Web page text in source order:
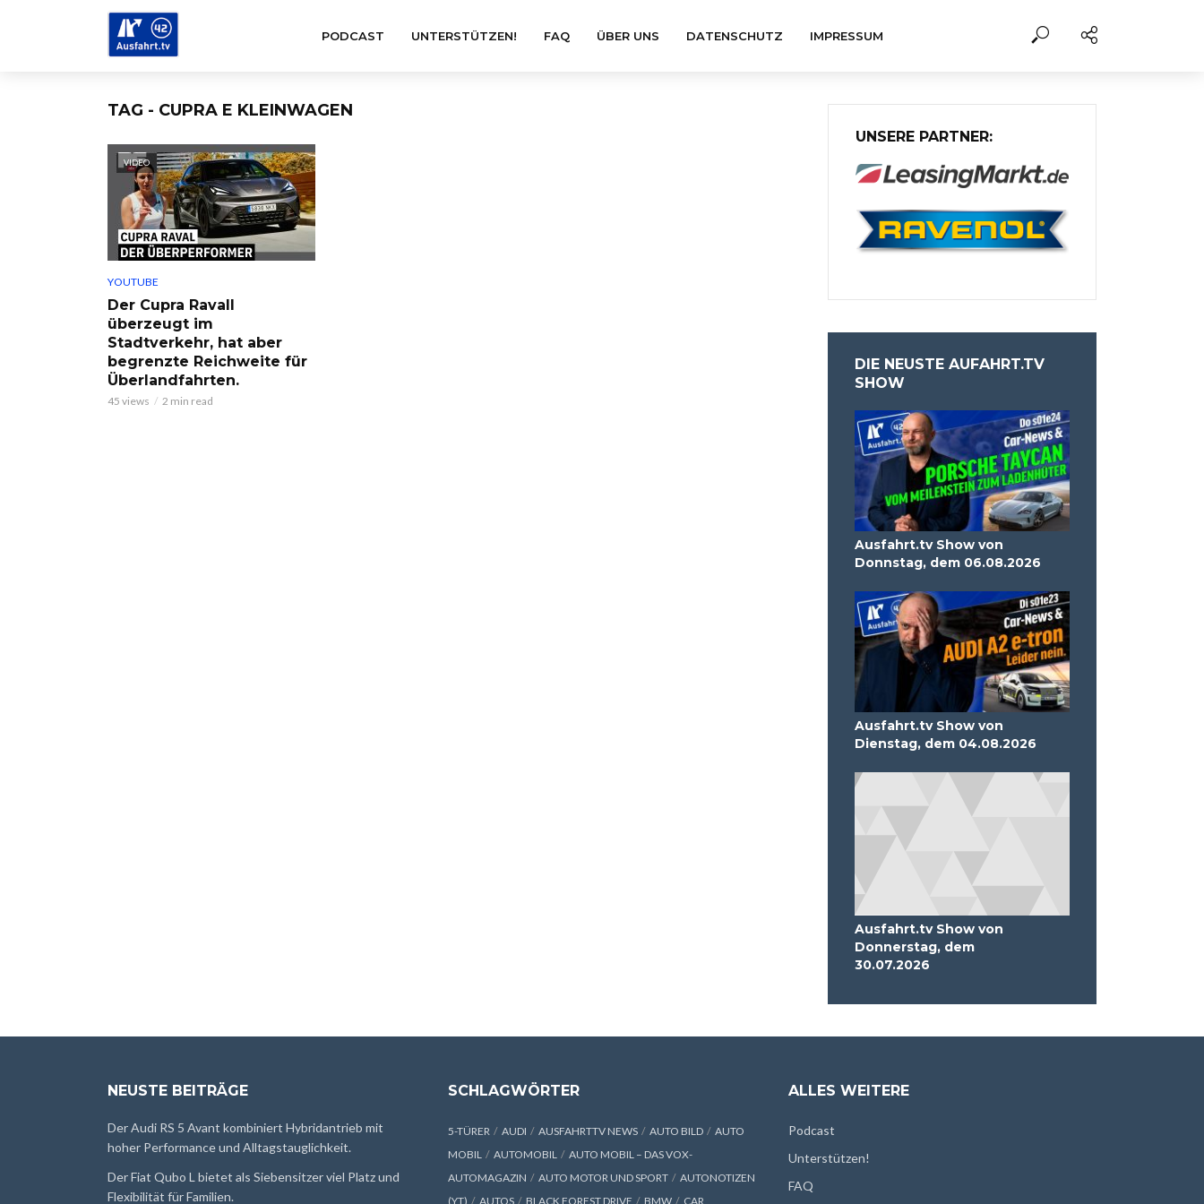
PODCAST UNTERSTÜTZEN! FAQ ÜBER UNS DATENSCHUTZ IMPRESSUM
TAG - CUPRA E KLEINWAGEN
VIDEO
YOUTUBE
Der Cupra Ravall
überzeugt im
Stadtverkehr, hat aber
begrenzte Reichweite für
Überlandfahrten.
45 views 2 min read
UNSERE PARTNER:
DIE NEUSTE AUFAHRT.TV
SHOW
Ausfahrt.tv Show von
Donnstag, dem 06.08.2026
Ausfahrt.tv Show von
Dienstag, dem 04.08.2026
Ausfahrt.tv Show von
Donnerstag, dem
30.07.2026
NEUSTE BEITRÄGE
Der Audi RS 5 Avant kombiniert Hybridantrieb mit
hoher Performance und Alltagstauglichkeit.
Der Fiat Qubo L bietet als Siebensitzer viel Platz und
Flexibilität für Familien.
SCHLAGWÖRTER
5-TÜRER AUDI AUSFAHRTTV NEWS AUTO BILD
AUTO
MOBIL
AUTOMOBIL
AUTO MOBIL – DAS VOX-
AUTOMAGAZIN
AUTO MOTOR UND SPORT
AUTONOTIZEN
(YT)
AUTOS BLACK FOREST DRIVE BMW CAR
ALLES WEITERE
Podcast
Unterstützen!
FAQ